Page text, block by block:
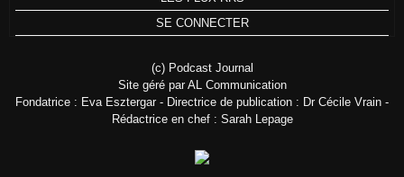
SE CONNECTER
(c) Podcast Journal
Site géré par AL Communication
Fondatrice : Eva Esztergar - Directrice de publication : Dr Cécile Vrain -
Rédactrice en chef : Sarah Lepage